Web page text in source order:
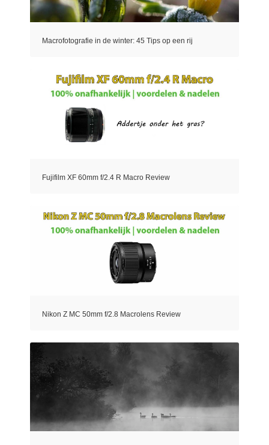
Macrofotografie in de winter: 45 Tips op een rij
Fujifilm XF 60mm f/2.4 R Macro Review
Nikon Z MC 50mm f/2.8 Macrolens Review